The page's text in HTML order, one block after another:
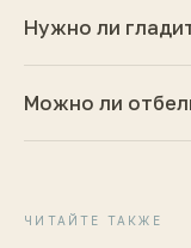
Нужно ли
Можно ли
ЧИТАЙТЕ ТАКЖЕ